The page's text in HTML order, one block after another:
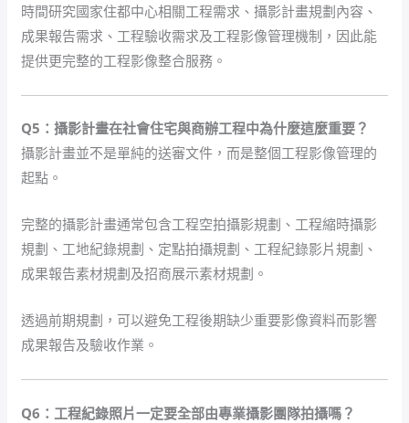
時間研究國家住都中心相關工程需求、攝影計畫規劃內容、
成果報告需求、工程驗收需求及工程影像管理機制，因此能
提供更完整的工程影像整合服務。
Q5：攝影計畫在社會住宅與商辦工程中為什麼這麼重要？
攝影計畫並不是單純的送審文件，而是整個工程影像管理的
起點。
完整的攝影計畫通常包含工程空拍攝影規劃、工程縮時攝影
規劃、工地紀錄規劃、定點拍攝規劃、工程紀錄影片規劃、
成果報告素材規劃及招商展示素材規劃。
透過前期規劃，可以避免工程後期缺少重要影像資料而影響
成果報告及驗收作業。
Q6：工程紀錄照片一定要全部由專業攝影團隊拍攝嗎？